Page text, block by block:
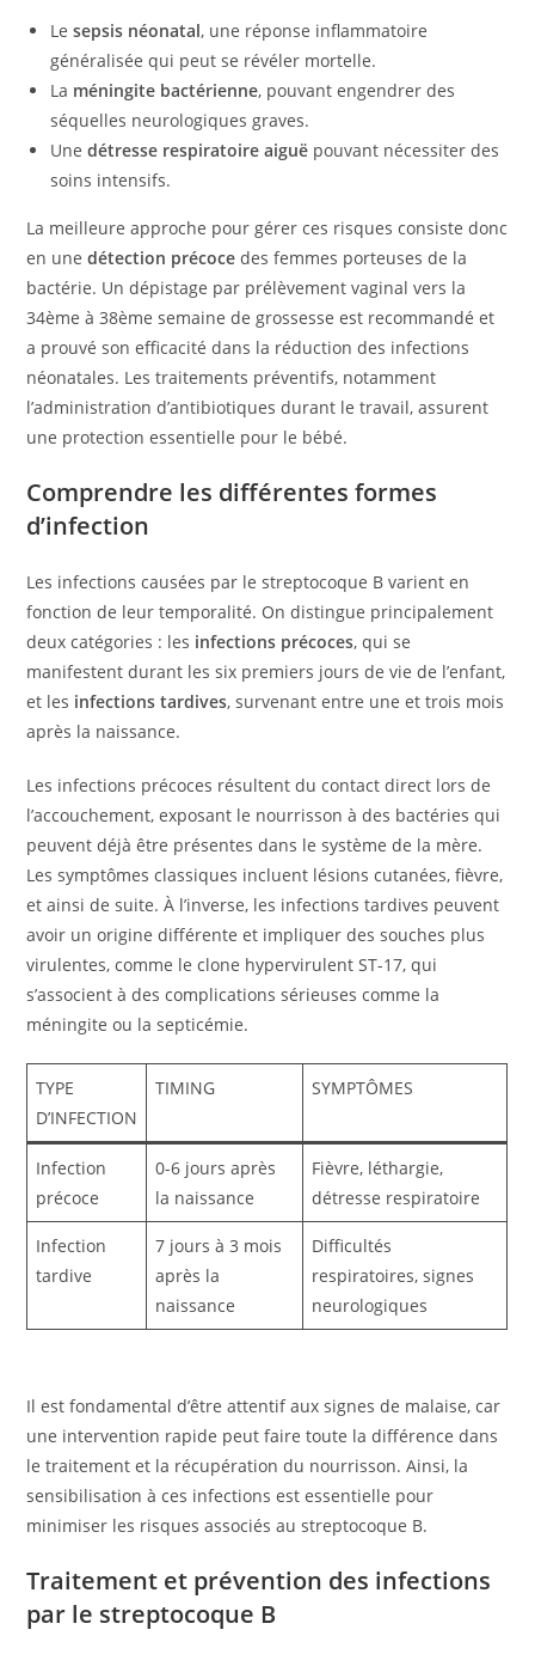
Lesepsis néonatal, une réponse inflammatoire
généralisée qui peut se révéler mortelle.
La méningite bactérienne, pouvant engendrer des
séquelles neurologiques graves.
Unedétresse respiratoire aiguë pouvant nécessiter des
soins intensifs.
La meilleure approche pour gérer ces risques consiste donc
en unedétection précoce des femmes porteuses de la
bactérie. Un dépistage par prélèvement vaginal vers la
34ème à 38ème semaine de grossesse est recommandé et
a prouvé son efficacité dans la réduction des infections
néonatales. Les traitements préventifs, notamment
l’administration d’antibiotiques durant le travail, assurent
une protection essentielle pour le bébé.
Comprendre les différentes formes
d’infection
Les infections causées par le streptocoque B varient en
fonction de leur temporalité. On distingue principalement
deux catégories : les infections précoces, qui se
manifestent durant les six premiers jours de vie de l’enfant,
et les infections tardives, survenant entre une et trois mois
après la naissance.
Les infections précoces résultent du contact direct lors de
l’accouchement, exposant le nourrisson à des bactéries qui
peuvent déjà être présentes dans le système de la mère.
Les symptômes classiques incluent lésions cutanées, fièvre,
et ainsi de suite. À l’inverse, les infections tardives peuvent
avoir un origine différente et impliquer des souches plus
virulentes, comme le clone hypervirulent ST-17, qui
s’associent à des complications sérieuses comme la
méningite ou la septicémie.
TYPE
D’INFECTION
TIMING SYMPTÔMES
Infection
précoce
0-6 jours après
la naissance
Fièvre, léthargie,
détresse respiratoire
Infection
tardive
7 jours à 3 mois
après la
naissance
Difficultés
respiratoires, signes
neurologiques
Il est fondamental d’être attentif aux signes de malaise, car
une intervention rapide peut faire toute la différence dans
le traitement et la récupération du nourrisson. Ainsi, la
sensibilisation à ces infections est essentielle pour
minimiser les risques associés au streptocoque B.
Traitement et prévention des infections
par le streptocoque B